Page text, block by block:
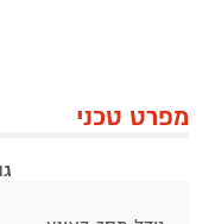
מפרט טכני